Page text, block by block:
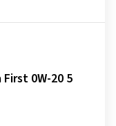
0W-20 5